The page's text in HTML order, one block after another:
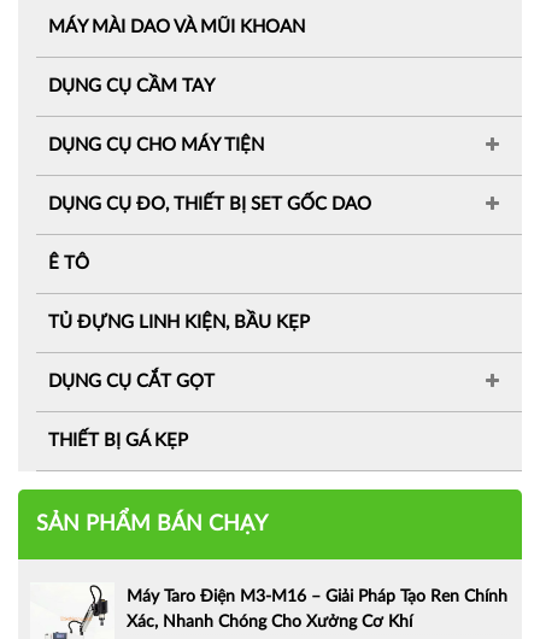
MÁY MÀI DAO VÀ MŨI KHOAN
DỤNG CỤ CẦM TAY
DỤNG CỤ CHO MÁY TIỆN
DỤNG CỤ ĐO, THIẾT BỊ SET GỐC DAO
Ê TÔ
TỦ ĐỰNG LINH KIỆN, BẦU KẸP
DỤNG CỤ CẮT GỌT
THIẾT BỊ GÁ KẸP
SẢN PHẨM BÁN CHẠY
Máy Taro Điện M3-M16 – Giải Pháp Tạo Ren Chính
Xác, Nhanh Chóng Cho Xưởng Cơ Khí